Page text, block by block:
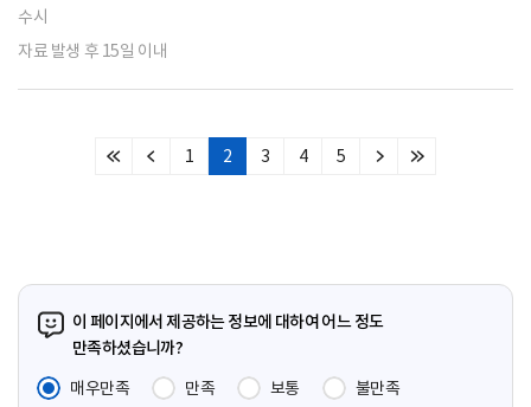
수시
자료 발생 후 15일 이내
처
이
1 2 3 4 5
다
마
이 페이지에서 제공하는 정보에 대하여 어느 정도
만족하셨습니까?
매우만족
만족 보통
불만족